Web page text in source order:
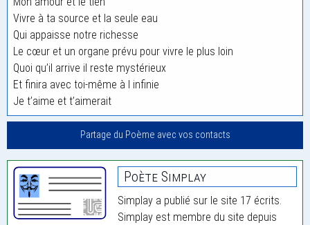
Vivre à ta source et la seule eau
Qui appaisse notre richesse
Le cœur et un organe prévu pour vivre le plus loin
Quoi qu’il arrive il reste mystérieux
Et finira avec toi-même à l infinie
Je t’aime et t’aimerait
Partage du Poème avec vos contacts
Poète Simplay
Simplay a publié sur le site 17 écrits.
Simplay est membre du site depuis